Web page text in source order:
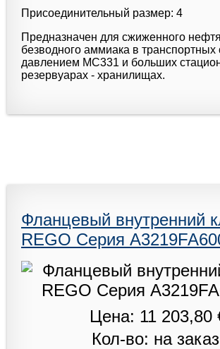
Присоединительный размер: 4
Предназначен для сжиженного
безводного аммиака в транспортных
давлением МС331 и больших
резервуарах - хранилищах.
Фланцевый внутренний
REGO Серия
Цена: 11 203,80
Кол-во: на